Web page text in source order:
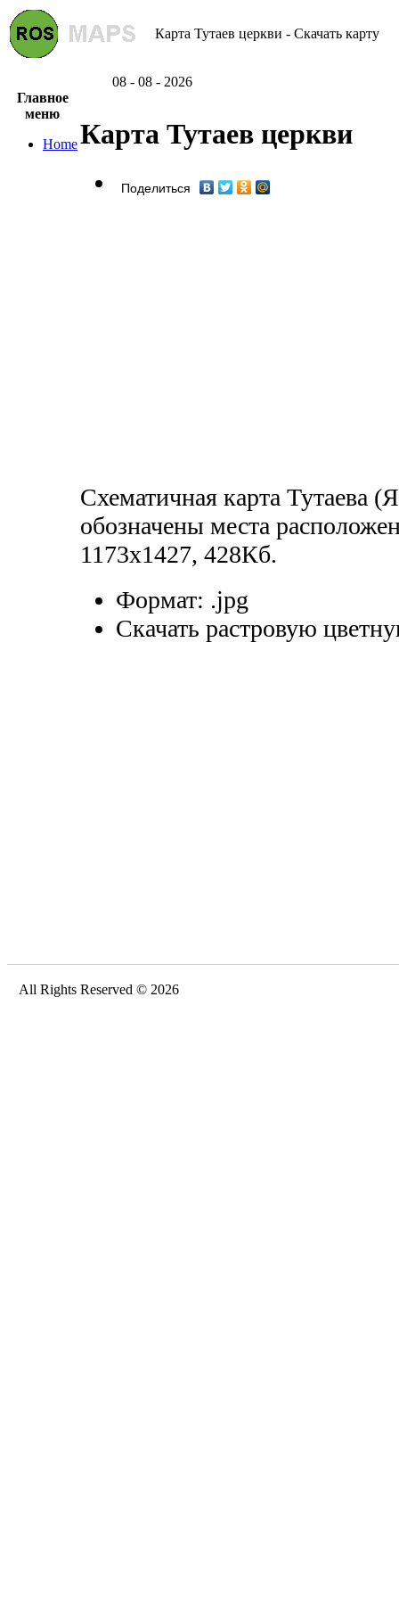
Карта Тутаев церкви - Скачать карту
08 - 08 - 2026
Главное
меню
HomeКарта Тутаев церкви
Поделиться
Схематичная карта Тутаева
обозначены места
1173x1427, 428Кб.
Формат: .jpg
Скачать растровую
All Rights Reserved © 2026